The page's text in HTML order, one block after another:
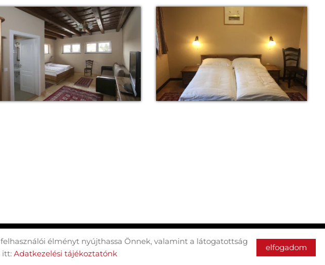
Datenschutz
elfogadom
élményt nyújthassa Önnek, valamint a látogatottság
itt: Adatkezelési tájékoztatónk